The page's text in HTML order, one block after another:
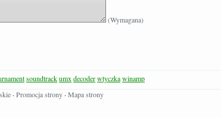
(Wymagana)
soundtrackumx decoderwtyczkawinamp
· Promocja strony · Mapa strony